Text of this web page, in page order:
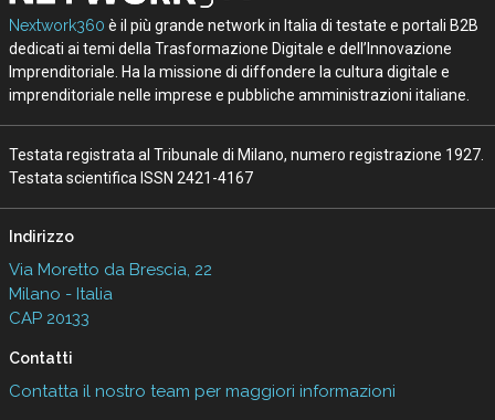
Nextwork360 è il più grande network in Italia di testate e portali B2B
dedicati ai temi della Trasformazione Digitale e dell’Innovazione
Imprenditoriale. Ha la missione di diffondere la cultura digitale e
imprenditoriale nelle imprese e pubbliche amministrazioni italiane.
Testata registrata al Tribunale di Milano, numero registrazione 1927.
Testata scientifica ISSN 2421-4167
Indirizzo
Via Moretto da Brescia, 22
Milano - Italia
CAP 20133
Contatti
Contatta il nostro team per maggiori informazioni